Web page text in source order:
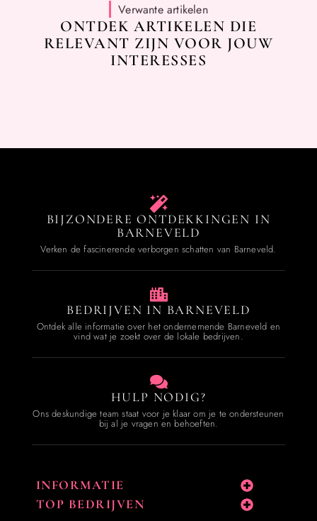
Verwante artikelen
ONTDEK ARTIKELEN DIE
RELEVANT ZIJN VOOR JOUW
INTERESSES
BIJZONDERE ONTDEKKINGEN IN
BARNEVELD
Verken de fascinerende verborgen schatten van Barneveld.
BEDRIJVEN IN BARNEVELD
Ontdek alle informatie over het ondernemende Barneveld en
vind wat je zoekt over de lokale bedrijven.
HULP NODIG?
Ons deskundige team staat voor je klaar om je te ondersteunen
bij al je vragen en behoeften.
INFORMATIE
TOP BEDRIJVEN